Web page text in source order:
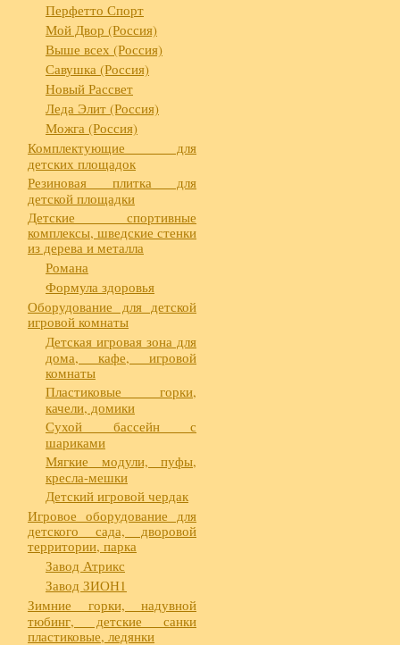
Перфетто Спорт
Мой Двор (Россия)
Выше всех (Россия)
Савушка (Россия)
Новый Рассвет
Леда Элит (Россия)
Можга (Россия)
Комплектующие для
детских площадок
Резиновая плитка для
детской площадки
Детские спортивные
комплексы, шведские стенки
из дерева и металла
Романа
Формула здоровья
Оборудование для детской
игровой комнаты
Детская игровая зона для
дома, кафе, игровой
комнаты
Пластиковые горки,
качели, домики
Сухой бассейн с
шариками
Мягкие модули, пуфы,
кресла-мешки
Детский игровой чердак
Игровое оборудование для
детского сада, дворовой
территории, парка
Завод Атрикс
Завод ЗИОН1
Зимние горки, надувной
тюбинг, детские санки
пластиковые, ледянки